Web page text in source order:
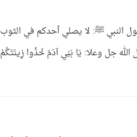
النبي ﷺ: لا يصلي أحدكم في الثوب
جل وعلا: يَا بَنِي آدَمَ خُذُوا زِينَتَكُمْ